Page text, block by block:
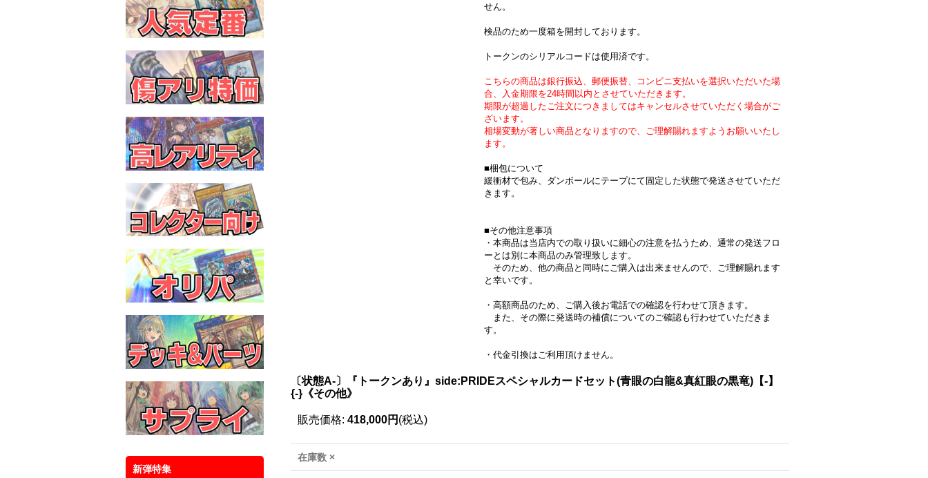
新弾特集
せん。
検品のため一度箱を開封しております。
トークンのシリアルコードは使用済です。
こちらの商品は銀行振込、郵便振替、コンビニ支払いを選択いただいた場
合、入金期限を24時間以内とさせていただきます。
期限が超過したご注文につきましてはキャンセルさせていただく場合がご
ざいます。
相場変動が著しい商品となりますので、ご理解賜れますようお願いいたし
ます。
■梱包について
緩衝材で包み、ダンボールにテープにて固定した状態で発送させていただ
きます。
■その他注意事項
・本商品は当店内での取り扱いに細心の注意を払うため、通常の発送フロ
ーとは別に本商品のみ管理致します。
そのため、他の商品と同時にご購入は出来ませんので、ご理解賜れます
と幸いです。
・高額商品のため、ご購入後お電話での確認を行わせて頂きます。
また、その際に発送時の補償についてのご確認も行わせていただきま
す。
・代金引換はご利用頂けません。
〔状態A-〕『トークンあり』side:PRIDEスペシャルカードセット(青眼の白龍&真紅眼の黒竜)【-】
{-}《その他》
販売価格: 418,000円 (税込)
在庫数 ×